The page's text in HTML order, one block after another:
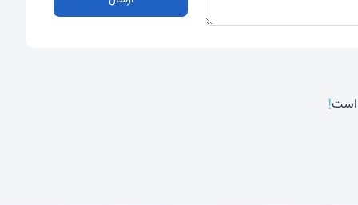
است!